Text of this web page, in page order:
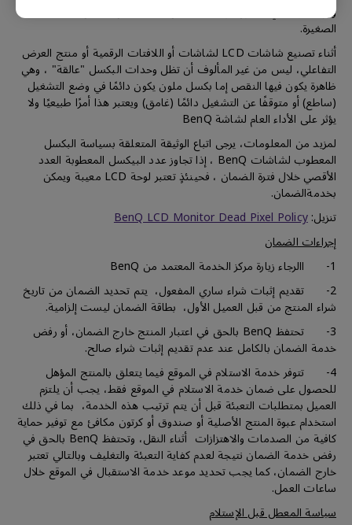
وزرقاء، وبالتالي، تتكون لوحة LCD من BenQ من ملايين البكسلات
الصغيرة.
أثناء تصنيع شاشات LCD لشاشات أو اللافتات الرقمية أو منتج العرض
التفاعلي، ليس من غير المألوف أن تظل وحدات البكسل "عالقة" ، وهي
ظاهرة يكون فيها النقص إما بكسل ملون يكون دائمًا في وضع التشغيل
(ساطع) أو متوقفًا عن التشغيل دائمًا (غامق) ويعتبر هذا أمرًا طبيعيًا ولا
يؤثر على الأداء العام لشاشة BenQ
لمزيد من المعلومات، يرجى اتباع الوثيقة المتعلقة بسياسة البكسل
المعطوب لشاشات BenQ ، إذا تجاوز عدد البيكسل المعطوبة العدد
الأقصي خلال فترة الضمان ، فحينئذٍ تعتبر لوحة LCD معيبة ويمكن
بخدمةالضمان.
تنزيل:BenQ LCD Monitor Dead Pixel Policy
إجراءات الضمان
1- االرجاء زيارة مركز الخدمة المعتمد من BenQ
2- تقديم إثبات شراء ساري المفعول، يتم تحديد الضمان من تاريخ
شراء المنتج من قبل العميل الأول، بطاقة الضمان ليست إلزامية.
3- تحتفظ BenQ بالحق في اعتبار المنتج خارج الضمان، أو رفض
خدمة الضمان بالكامل عند عدم تقديم إثبات شراء صالح.
4- تتوفر خدمة الاستلام في الموقع فيما يتعلق بالمنتج المؤهل
للحصول على ضمان خدمة الاستلام في الموقع فقط، يجب أن يلتزم
العميل بمتطلبات التعبئة قبل أن يتم ترتيب هذه الخدمة، بما في ذلك
استخدام عبوة المنتج الأصلية أو صندوق أو كرتون مكافئ مع توفير حماية
كافية من الصدمات والاهتزازات أثناء النقل، وتحتفظ BenQ بالحق في
رفض خدمة الضمان نتيجة لعدم كفاية التعبئة والتغليف وبالتالي تعتبر
خارج الضمان، كما يجب تحديد موعد خدمة الاستقبال في الموقع خلال
ساعات العمل.
سياسة المعطل قبل الإستلام